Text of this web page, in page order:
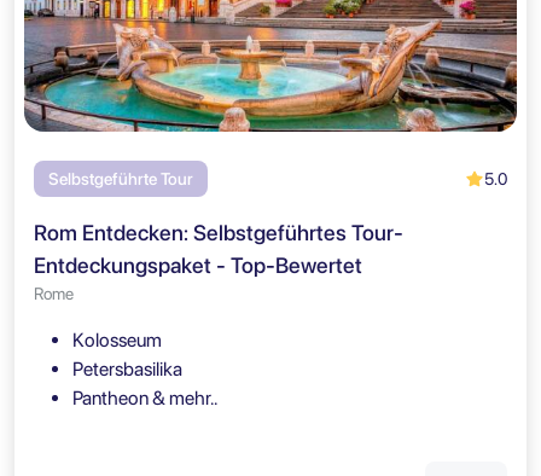
Selbstgeführte Tour 5.0
Rom Entdecken: Selbstgeführtes Tour-
Entdeckungspaket - Top-Bewertet
Rome
Kolosseum
Petersbasilika
Pantheon & mehr..